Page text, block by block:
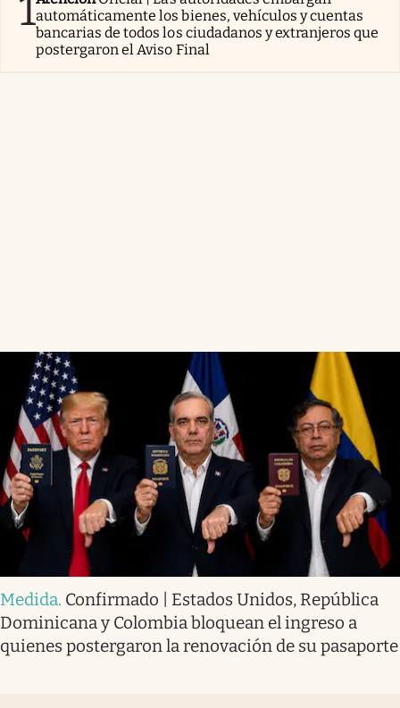
1automáticamente los bienes, vehículos y cuentas
bancarias de todos los ciudadanos y extranjeros que
postergaron el Aviso Final
Medida. Confirmado | Estados Unidos, República
Dominicana y Colombia bloquean el ingreso a
quienes postergaron la renovación de su pasaporte